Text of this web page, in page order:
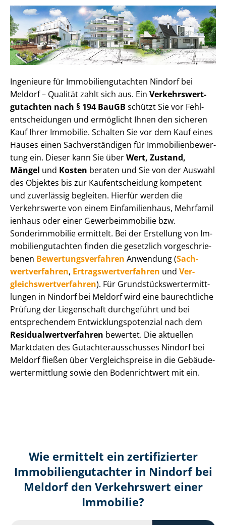
Ingenieure für Im­mo­bi­li­en­gut­ach­ten Nindorf bei
Meldorf – Qualität zahlt sich aus. Ein Ver­kehrs­wert­
gut­ach­ten nach § 194 BauGB schützt Sie vor Fehl­
ent­schei­dun­gen und ermöglicht Ihnen den sicheren
Kauf Ihrer Immobilie. Schalten Sie vor dem Kauf eines
Hauses einen Sach­ver­stän­di­gen für Im­mo­bi­li­en­be­wer­
tung ein. Dieser kann Sie überWert, Zustand,
Mängel und Kosten beraten und Sie von der Auswahl
des Objektes bis zur Kauf­ent­schei­dung kompetent
und zuverlässig begleiten. Hierfür werden die
Verkehrswerte von einem Einfamilienhaus, Mehr­fa­mi­l
i­en­haus oder einer Ge­wer­be­im­mo­bi­lie bzw.
Sonderimmobilie ermittelt. Bei der Erstellung von Im­
mo­bi­li­en­gut­ach­ten finden die gesetzlich vor­ge­schrie­
be­nen Be­wer­tungs­ver­fah­ren Anwendung (Sach­
wert­ver­fah­ren, Er­trags­wert­ver­fah­ren und Ver­
gleichs­wert­ver­fah­ren). Für Grund­stücks­wert­ermitt­
lun­gen in Nindorf bei Meldorf wird eine baurechtliche
Prüfung der Liegenschaft durchgeführt und bei
entsprechendem Ent­wick­lungs­po­ten­zi­al nach dem
Re­si­du­al­wert­ver­fah­ren bewertet. Die aktuellen
Marktdaten des Gut­ach­ter­aus­schus­ses Nindorf bei
Meldorf fließen über Ver­gleichs­prei­se in die Ge­bäu­de­
wert­ermitt­lung sowie den Bodenrichtwert mit ein.
Wie ermittelt ein zertifizierter
Immobilien­gutachter in Nindorf bei
Meldorf den Verkehrswert einer
Immobilie?